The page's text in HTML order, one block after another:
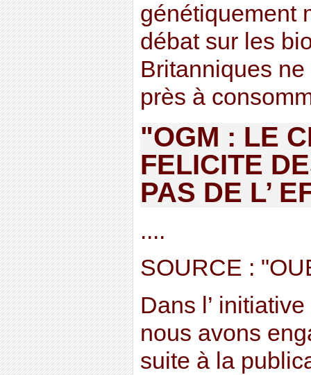
génétiquement
débat sur les
Britanniques
près à
"OGM : LE
FELICITE
PAS DE L’
....
SOURCE :
Dans l’
nous avons
suite à la